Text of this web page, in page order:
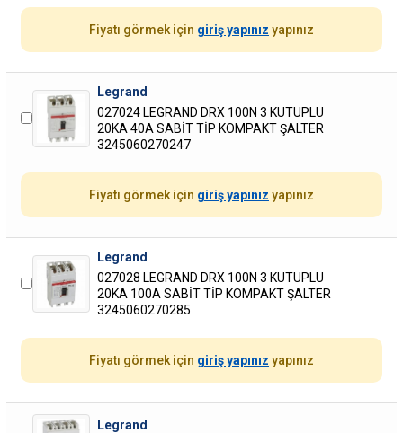
Fiyatı görmek için giriş yapınız yapınız
Legrand
027024 LEGRAND DRX 100N 3 KUTUPLU
20KA 40A SABİT TİP KOMPAKT ŞALTER
3245060270247
Fiyatı görmek için giriş yapınız yapınız
Legrand
027028 LEGRAND DRX 100N 3 KUTUPLU
20KA 100A SABİT TİP KOMPAKT ŞALTER
3245060270285
Fiyatı görmek için giriş yapınız yapınız
Legrand